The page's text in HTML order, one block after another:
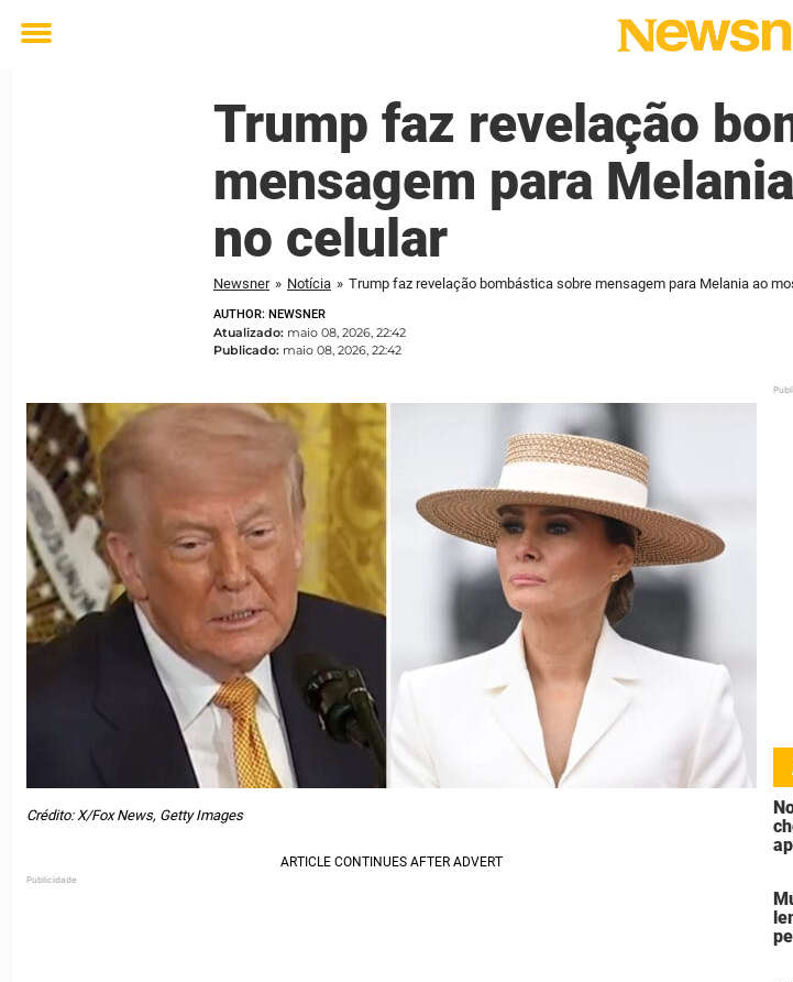
Toggle
Trump faz revelação
mensagem para
no celular
Newsner » Notícia » Trump faz revelação bombástica sobre mensagem para Melania ao
AUTHOR: NEWSNER
Atualizado: maio 08, 2026, 22:42
Publicado: maio 08, 2026, 22:42
Crédito: X/Fox News, Getty Images
a